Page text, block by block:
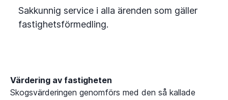
Sakkunnig service i alla ärenden som gäller
fastighetsförmedling.
Värdering av fastigheten
Skogsvärderingen genomförs med den så kallade